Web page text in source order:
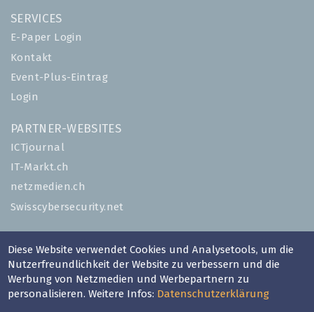
SERVICES
E-Paper Login
Kontakt
Event-Plus-Eintrag
Login
PARTNER-WEBSITES
ICTjournal
IT-Markt.ch
netzmedien.ch
Swisscybersecurity.net
AGB
Nutzungsbestimmungen
Diese Website verwendet Cookies und Analysetools, um die
Nutzerfreundlichkeit der Website zu verbessern und die
Werbung von Netzmedien und Werbepartnern zu
personalisieren. Weitere Infos: Datenschutzerklärung